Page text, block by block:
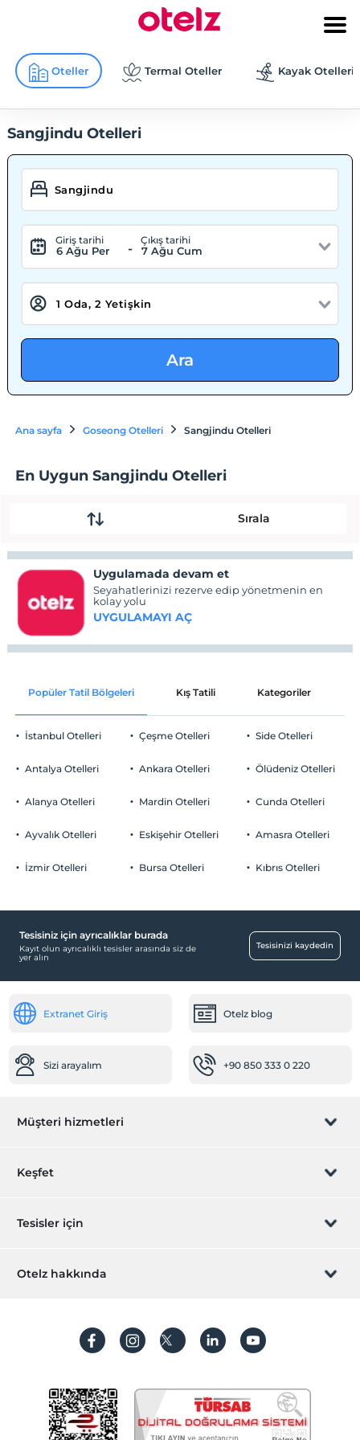
Oteller Termal Oteller Kayak Otelleri
Sangjindu Otelleri
Giriş tarihi
6 Ağu Per -
Çıkış tarihi
7 Ağu Cum
Ara
Ana sayfa Goseong Otelleri Sangjindu Otelleri
En Uygun Sangjindu Otelleri
Sırala
Uygulamada devam et
Seyahatlerinizi rezerve edip yönetmenin en
kolay yolu
UYGULAMAYI AÇ
Popüler Tatil Bölgeleri Kış Tatili Kategoriler
İstanbul Otelleri
Antalya Otelleri
Alanya Otelleri
Ayvalık Otelleri
İzmir Otelleri
Çeşme Otelleri
Ankara Otelleri
Mardin Otelleri
Eskişehir Otelleri
Bursa Otelleri
Side Otelleri
Ölüdeniz Otelleri
Cunda Otelleri
Amasra Otelleri
Kıbrıs Otelleri
Tesisiniz için ayrıcalıklar burada
Kayıt olun ayrıcalıklı tesisler arasında siz de
yer alın
Tesisinizi kaydedin
Extranet Giriş Otelz blog
Sizi arayalım +90 850 333 0 220
Müşteri hizmetleri
Rezervasyon yönet
Sıkça sorulan sorular
İşlem rehberi
Keşfet
Hediye Kart
Hesap oluştur
Tesisler için
Hemen tesisinizi ekleyin
Otelz hakkında
Koşullar ve şartlar